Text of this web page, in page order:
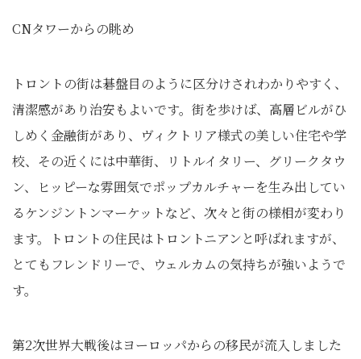
CNタワーからの眺め
トロントの街は碁盤目のように区分けされわかりやすく、
清潔感があり治安もよいです。街を歩けば、高層ビルがひ
しめく金融街があり、ヴィクトリア様式の美しい住宅や学
校、その近くには中華街、リトルイタリー、グリークタウ
ン、ヒッピーな雰囲気でポップカルチャーを生み出してい
るケンジントンマーケットなど、次々と街の様相が変わり
ます。トロントの住民はトロントニアンと呼ばれますが、
とてもフレンドリーで、ウェルカムの気持ちが強いようで
す。
第2次世界大戦後はヨーロッパからの移民が流入しました